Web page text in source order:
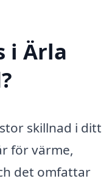
i Ärla
skillnad i ditt
för värme,
det omfattar